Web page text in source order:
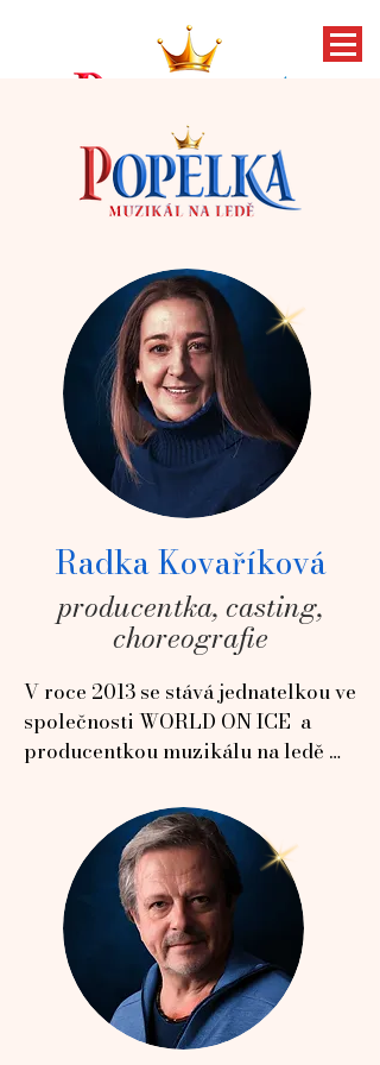
Radka Kovaříková
producentka, casting,
choreografie
V roce 2013 se stává jednatelkou ve
společnosti WORLD ON ICE  a
producentkou muzikálu na ledě
Mistryně světa v kategorii
sportovních dvojic (1995) a
profesionální mistryně světa (1995
a 1997), olympionička (ZOH
Albertville, ZOH Lillehammer).
Jako první krasobruslařka na
světě se stala představitelkou